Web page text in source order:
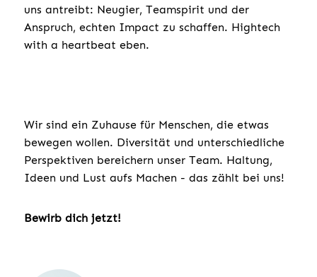
uns antreibt: Neugier, Teamspirit und der
Anspruch, echten Impact zu schaffen. Hightech
with a heartbeat eben.
Wir sind ein Zuhause für Menschen, die etwas
bewegen wollen. Diversität und unterschiedliche
Perspektiven bereichern unser Team. Haltung,
Ideen und Lust aufs Machen - das zählt bei uns!
Bewirb dich jetzt!